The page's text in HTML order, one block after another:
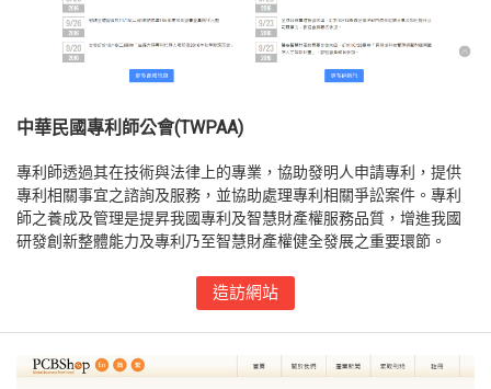
中華民國專利師公會(TWPAA)
專利師透過其在技術與法律上的專業，協助發明人申請專利，提供
專利相關事宜之諮詢及服務，並協助處理專利相關爭訟案件。專利
師之養成及管理是提昇我國專利及智慧財產權服務品質，增進我國
研發創新整體能力及專利乃至智慧財產權健全發展之重要環節。
造訪網站